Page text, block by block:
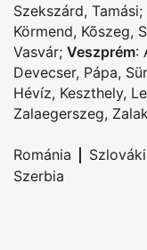
Szekszárd, Tamási;
Körmend, Kõszeg,
Vasvár; Veszprém:
Devecser, Pápa,
Hévíz, Keszthely,
Zalaegerszeg,
Románia |
Szerbia